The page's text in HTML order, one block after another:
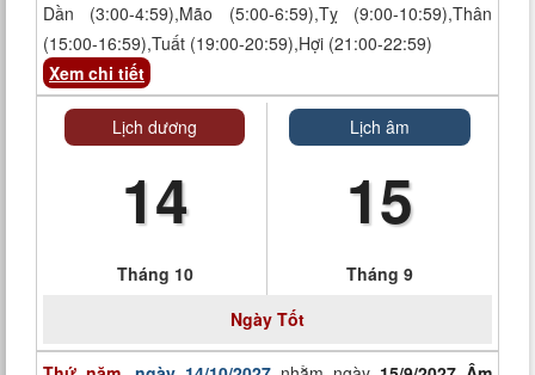
Dần (3:00-4:59),Mão (5:00-6:59),Tỵ (9:00-10:59),Thân
(15:00-16:59),Tuất (19:00-20:59),Hợi (21:00-22:59)
Xem chi tiết
Lịch dương
14
Tháng 10
Lịch âm
15
Tháng 9
Ngày Tốt